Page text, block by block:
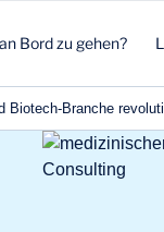
Bord zu gehen?
Biotech-Branche